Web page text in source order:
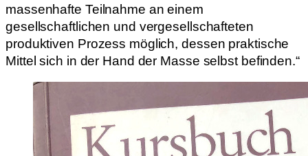
massenhafte Teilnahme an einem
gesellschaftlichen und vergesellschafteten
produktiven Prozess möglich, dessen praktische
Mittel sich in der Hand der Masse selbst befinden.“